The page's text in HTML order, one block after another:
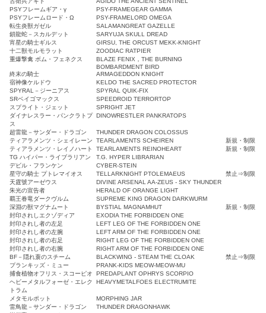
PSYフレームギア・γ
PSY-FRAMEGEAR GAMMA
PSYフレームロード・Ω
PSY-FRAMELORD OMEGA
転生炎獣ガゼル
SALAMANGREAT GAZELLE
鎖龍蛇－スカルデット
SARYUJA SKULL DREAD
宵星の騎士ギルス
GIRSU, THE ORCUST MEKK-KNIGHT
十二獣モルモラット
ZOODIAC RATPIER
重爆撃禽 ボム・フェネクス
BLAZE FENIX，THE BURNING
BOMBARDMENT BIRD
終末の騎士
ARMAGEDDON KNIGHT
宿神像ケルドウ
KELDO THE SACRED PROTECTOR
SPYRAL－ジーニアス
SPYRAL QUIK-FIX
SRベイゴマックス
SPEEDROID TERRORTOP
スプライト・ジェット
SPRIGHT JET
ダイナレスラー・パンクラトプ
ス
DINOWRESTLER PANKRATOPS
超雷龍－サンダー・ドラゴン
THUNDER DRAGON COLOSSUS
ティアラメンツ・シェイレーン
TEARLAMENTS SCHEIREN
新規・制限
ティアラメンツ・レイノハート
TEARLAMENTS REINOHEART
新規・制限
TG ハイパー・ライブラリアン
T.G. HYPER LIBRARIAN
デビル・フランケン
CYBER-STEIN
星守の騎士 プトレマイオス
TELLARKNIGHT PTOLEMAEUS
禁止⇒制限
天霆號アーゼウス
DIVINE ARSENAL AA-ZEUS - SKY THUNDER
朱光の宣告者
HERALD OF ORANGE LIGHT
覇王眷竜ダークヴルム
SUPREME KING DRAGON DARKWURM
深淵の獣マグナムート
BYSTIAL MAGNAMHUT
新規・制限
封印されしエクゾディア
EXODIA THE FORBIDDEN ONE
封印されし者の左足
LEFT LEG OF THE FORBIDDEN ONE
封印されし者の左腕
LEFT ARM OF THE FORBIDDEN ONE
封印されし者の右足
RIGHT LEG OF THE FORBIDDEN ONE
封印されし者の右腕
RIGHT ARM OF THE FORBIDDEN ONE
BF－隠れ蓑のスチーム
BLACKWING - STEAM THE CLOAK
禁止⇒制限
プランキッズ・ミュー
PRANK-KIDS MEOW-MEOW-MU
捕食植物オフリス・スコーピオ
PREDAPLANT OPHRYS SCORPIO
ヘビーメタルフォーゼ・エレク
トラム
HEAVYMETALFOES ELECTRUMITE
メタモルポット
MORPHING JAR
雷鳥龍－サンダー・ドラゴン
THUNDER DRAGONHAWK